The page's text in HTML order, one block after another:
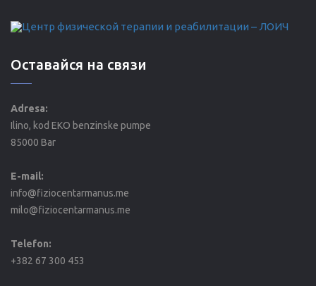
Оставайся на связи
Adresa:
Ilino, kod EKO benzinske pumpe
85000 Bar
E-mail:
info@fiziocentarmanus.me
milo@fiziocentarmanus.me
Telefon:
+382 67 300 453